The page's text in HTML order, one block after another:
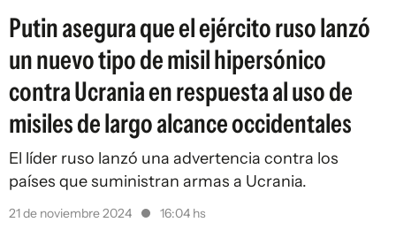
Putin asegura que el ejército ruso lanzó
un nuevo tipo de misil hipersónico
contra Ucrania en respuesta al uso de
misiles de largo alcance occidentales
El líder ruso lanzó una advertencia contra los
países que suministran armas a Ucrania.
21 de noviembre 2024 16:04 hs